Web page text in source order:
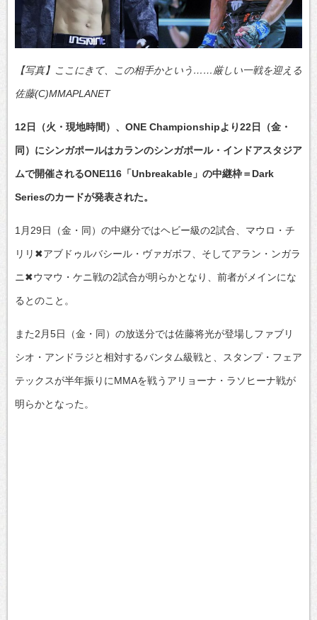
【写真】ここにきて、この相手かという……厳しい一戦を迎える
佐藤(C)MMAPLANET
12日（火・現地時間）、ONE Championshipより22日（金・
同）にシンガポールはカランのシンガポール・インドアスタジア
ムで開催されるONE116「Unbreakable」の中継枠＝Dark
Seriesのカードが発表された。
1月29日（金・同）の中継分ではヘビー級の2試合、マウロ・チ
リリ✖アブドゥルバシール・ヴァガボフ、そしてアラン・ンガラ
ニ✖ウマウ・ケニ戦の2試合が明らかとなり、前者がメインにな
るとのこと。
また2月5日（金・同）の放送分では佐藤将光が登場しファブリ
シオ・アンドラジと相対するバンタム級戦と、スタンプ・フェア
テックスが半年振りにMMAを戦うアリョーナ・ラソヒーナ戦が
明らかとなった。